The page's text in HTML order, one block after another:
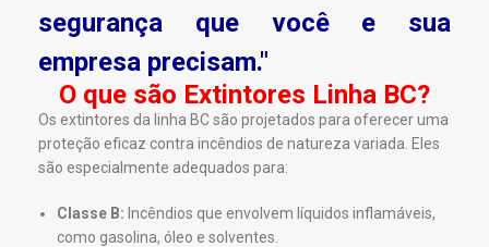
segurança que você e sua
empresa precisam."
O que são Extintores Linha BC?
Os extintores da linha BC são projetados para oferecer uma
proteção eficaz contra incêndios de natureza variada. Eles
são especialmente adequados para:
Classe B: Incêndios que envolvem líquidos inflamáveis,
como gasolina, óleo e solventes.